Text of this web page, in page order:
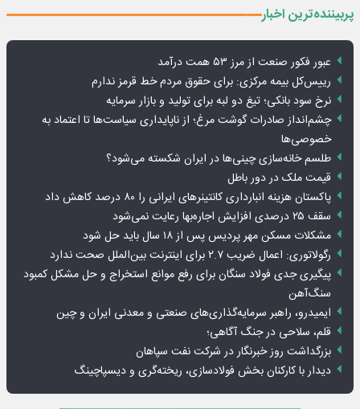
پربیننده‌ترین اخبار
عبور فکور صنعت از مرز ۵۳ همت درآمد
رییس‌کل بیمه مرکزی: برای حقوق مردم خط قرمز ندارم
نرخ سود بانکی؛ تیغ دو لبه برای تولید و بازار سرمایه
چشم‌انداز صادرات گوشت مرغ؛ از ناپایداری سیاست‌ها تا اعتماد به
خصوصی‌ها
طلسم خانه‌سازی چینی‌ها در ایران شکسته می‌شود؟
قیمت ملک در دور باطل
پاکستان هزینه انبارداری کانتینرهای ایرانی را ۸۰ درصد کاهش داد
سقف ۲۵ درصدی افزایش اجاره‌بها رعایت نمی‌شود
مشکلات مسکن مهر پردیس پس از ۱۸ سال باید حل شود
رگولاتوری: اعمال ضریب ۲.۷ برای اینترنت بین‌الملل صحت ندارد
پیگیری جدی فولاد سنگان برای رفع موانع استخراج و حل مشکل کمبود
سنگ‌آهن
ایمیدرو، راهبر سرمایه‌گذاری‌های صنعتی و معدنی ایران و چین
قلم، سلاحی در جنگ آگاهی؛
بزرگداشت روز خبرنگار در شرکت نفت سپاهان
دیدار با کارکنان بخش فولادسازی، ریخته‌گری و دیسپاچینگ